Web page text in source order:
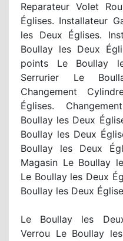
Reparateur Volet
Églises. Installateur
les Deux Églises.
Boullay les Deux
points Le Boullay
Serrurier Le
Changement
Églises.
Boullay les Deux
Boullay les Deux
Boullay les Deux
Magasin Le Boullay
Le Boullay les Deux
Boullay les Deux
Le Boullay les
Verrou Le Boullay